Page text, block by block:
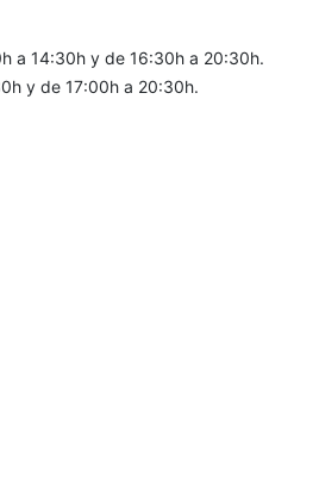
a 14:30h y de 16:30h a 20:30h.
y de 17:00h a 20:30h.